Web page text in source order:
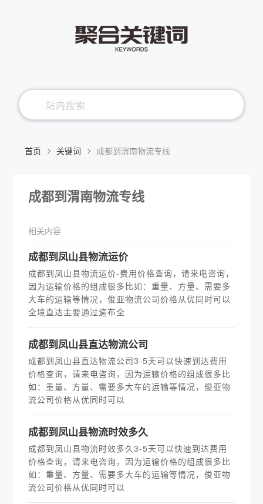
首页 关键词 成都到渭南物流专线
成都到渭南物流专线
相关内容
成都到凤山县物流运价
成都到凤山县物流运价-费用价格查询，请来电咨询，
因为运输价格的组成很多比如：重量、方量、需要多
大车的运输等情况，俊亚物流公司价格从优同时可以
全境直达主要通过遍布全
成都到凤山县直达物流公司
成都到凤山县直达物流公司3-5天可以快速到达费用
价格查询，请来电咨询，因为运输价格的组成很多比
如：重量、方量、需要多大车的运输等情况，俊亚物
流公司价格从优同时可以
成都到凤山县物流时效多久
成都到凤山县物流时效多久3-5天可以快速到达费用
价格查询，请来电咨询，因为运输价格的组成很多比
如：重量、方量、需要多大车的运输等情况，俊亚物
流公司价格从优同时可以